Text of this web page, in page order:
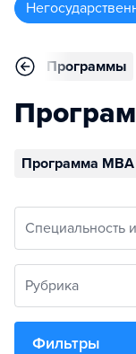
Программы
Программа MBA
Специальность
Рубрика
Фильтры